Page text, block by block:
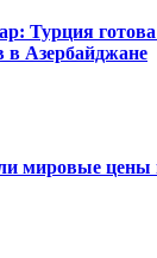
Турция
в Азербайджане
мировые цены